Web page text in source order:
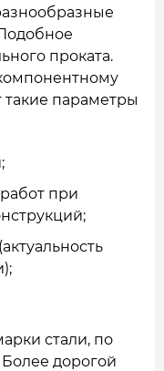
проката.
такие параметры
при
стали, по
дорогой